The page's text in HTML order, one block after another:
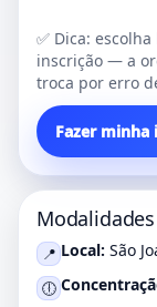
✅ Dica:
inscrição — a
troca por erro
Fazer minha
📍 Local: São
🕕